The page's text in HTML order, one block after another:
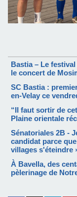
Bastia – Le
le concert de
SC Bastia :
en-Velay ce
“Il faut sortir de
Plaine orientale
Sénatoriales 2B -
candidat parce
villages s'éteindre
À Bavella, des
pèlerinage de